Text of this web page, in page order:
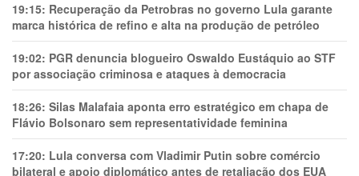
19:15: Recuperação da Petrobras no governo Lula garante
marca histórica de refino e alta na produção de petróleo
19:02: PGR denuncia blogueiro Oswaldo Eustáquio ao STF
por associação criminosa e ataques à democracia
18:26: Silas Malafaia aponta erro estratégico em chapa de
Flávio Bolsonaro sem representatividade feminina
17:20: Lula conversa com Vladimir Putin sobre comércio
bilateral e apoio diplomático antes de retaliação dos EUA